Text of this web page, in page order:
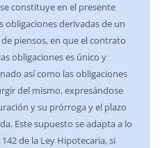
constituye en el presente
obligaciones derivadas de un
piensos, en que el contrato
obligaciones es único y
así como las obligaciones
del mismo, expresándose
y su prórroga y el plazo
Este supuesto se adapta a lo
de la Ley Hipotecaria, si